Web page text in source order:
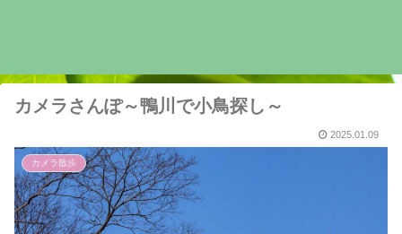
カメラさんぽ～鴨川で小鳥探し～
2025.01.09
カメラ散歩